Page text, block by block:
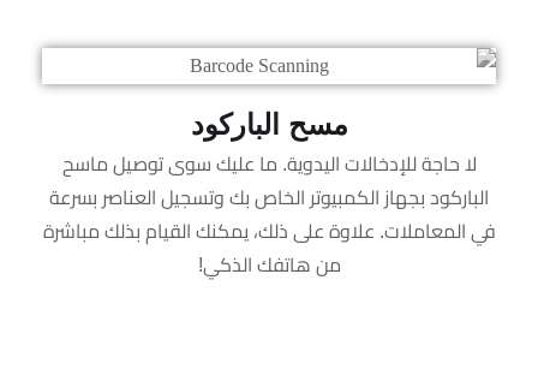
مسح الباركود
لا حاجة للإدخالات اليدوية. ما عليك سوى توصيل ماسح
الباركود بجهاز الكمبيوتر الخاص بك وتسجيل العناصر بسرعة
في المعاملات. علاوة على ذلك، يمكنك القيام بذلك مباشرة
من هاتفك الذكي!